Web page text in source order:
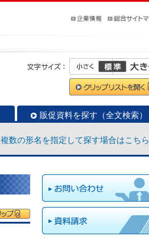
販促資料を探す（全文検索）
複数の形名を指定して探す場合はこちら